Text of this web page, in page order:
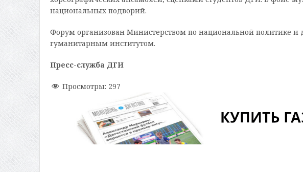
национальных подворий.
Форум организован Министерством по национальной политике
гуманитарным институтом.
Пресс-служба ДГИ
Просмотры: 297